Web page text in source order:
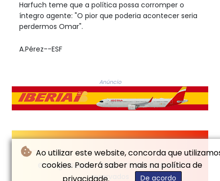
Ao utilizar este website, concorda que
cookies. Poderá saber mais na política de
privacidade.
De acordo
Harfuch teme que a política possa corromper o
íntegro agente: "O pior que poderia acontecer seria
perdermos Omar".
A.Pérez--ESF
Anúncio
© El Siglo Futuro - 2026 - Todos os direitos
reservados